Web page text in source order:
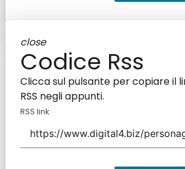
close
Codice Rss
Clicca sul pulsante per copiare il
RSS negli appunti.
RSS link